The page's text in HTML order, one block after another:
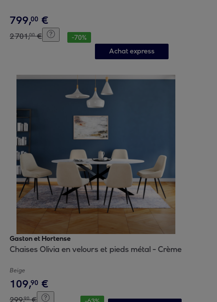
799,00 €
2701,00 € -70%
Achat express
Gaston et Hortense
Chaises Olivia en velours et pieds métal - Crème
Beige
109,90 €
299,90 €